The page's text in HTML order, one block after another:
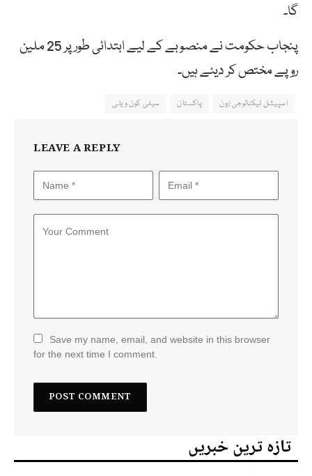
گا۔
پنجاب حکومت نے منصوبے کے لیے ابتدائی طور پر 25 ملین
روپے مختص کر دیئے ہیں۔
اسپیشل ٹیکنالوجی زون پاکستان سیلی کون ویلی
LEAVE A REPLY
Save my name, email, and website in this browser
for the next time I comment.
تازہ ترین خبریں